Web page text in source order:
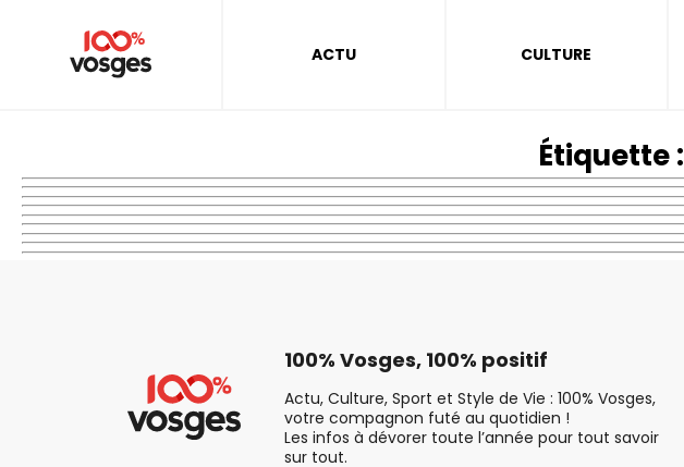
ACTU CULTURE
Étiquette :
100% Vosges, 100% positif
Actu, Culture, Sport et Style de Vie : 100% Vosges,
votre compagnon futé au quotidien !
Les infos à dévorer toute l’année pour tout savoir
sur tout.